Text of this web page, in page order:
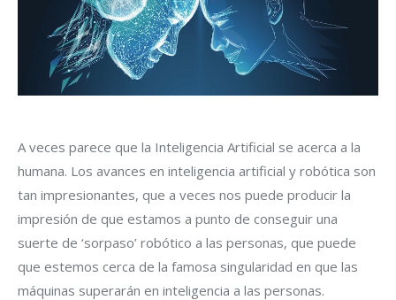
A veces parece que la Inteligencia Artificial se acerca a la
humana. Los avances en inteligencia artificial y robótica son
tan impresionantes, que a veces nos puede producir la
impresión de que estamos a punto de conseguir una
suerte de ‘sorpaso’ robótico a las personas, que puede
que estemos cerca de la famosa singularidad en que las
máquinas superarán en inteligencia a las personas.